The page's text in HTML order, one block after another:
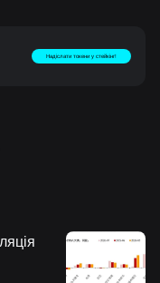
Надіслати токени у стейкінг!